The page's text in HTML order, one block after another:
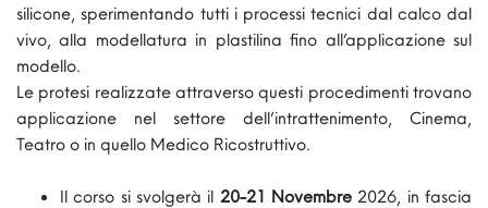
silicone, sperimentando tutti i processi tecnici dal calco dal
vivo, alla modellatura in plastilina fino all’applicazione sul
modello.
Le protesi realizzate attraverso questi procedimenti trovano
applicazione nel settore dell’intrattenimento, Cinema,
Teatro o in quello Medico Ricostruttivo.
Il corso si svolgerà il 20-21 Novembre 2026, in fascia